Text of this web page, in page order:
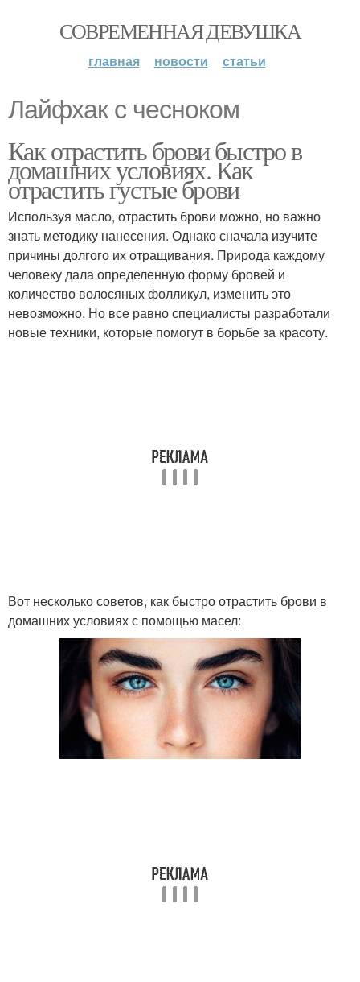
СОВРЕМЕННАЯ ДЕВУШКА
главная новости статьи
Лайфхак с чесноком
Как отрастить брови быстро в
домашних условиях. Как
отрастить густые брови
Используя масло, отрастить брови можно, но важно
знать методику нанесения. Однако сначала изучите
причины долгого их отращивания. Природа каждому
человеку дала определенную форму бровей и
количество волосяных фолликул, изменить это
невозможно. Но все равно специалисты разработали
новые техники, которые помогут в борьбе за красоту.
Вот несколько советов, как быстро отрастить брови в
домашних условиях с помощью масел: